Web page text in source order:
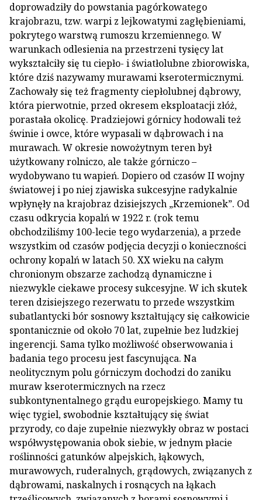
doprowadziły do powstania pagórkowatego
krajobrazu, tzw. warpi z lejkowatymi zagłębieniami,
pokrytego warstwą rumoszu krzemiennego. W
warunkach odlesienia na przestrzeni tysięcy lat
wykształciły się tu ciepło- i światłolubne zbiorowiska,
które dziś nazywamy murawami kserotermicznymi.
Zachowały się też fragmenty ciepłolubnej dąbrowy,
która pierwotnie, przed okresem eksploatacji złóż,
porastała okolicę. Pradziejowi górnicy hodowali też
świnie i owce, które wypasali w dąbrowach i na
murawach. W okresie nowożytnym teren był
użytkowany rolniczo, ale także górniczo –
wydobywano tu wapień. Dopiero od czasów II wojny
światowej i po niej zjawiska sukcesyjne radykalnie
wpłynęły na krajobraz dzisiejszych „Krzemionek”. Od
czasu odkrycia kopalń w 1922 r. (rok temu
obchodziliśmy 100-lecie tego wydarzenia), a przede
wszystkim od czasów podjęcia decyzji o konieczności
ochrony kopalń w latach 50. XX wieku na całym
chronionym obszarze zachodzą dynamiczne i
niezwykle ciekawe procesy sukcesyjne. W ich skutek
teren dzisiejszego rezerwatu to przede wszystkim
subatlantycki bór sosnowy kształtujący się całkowicie
spontanicznie od około 70 lat, zupełnie bez ludzkiej
ingerencji. Sama tylko możliwość obserwowania i
badania tego procesu jest fascynująca. Na
neolitycznym polu górniczym dochodzi do zaniku
muraw kserotermicznych na rzecz
subkontynentalnego grądu europejskiego. Mamy tu
więc tygiel, swobodnie kształtujący się świat
przyrody, co daje zupełnie niezwykły obraz w postaci
współwystępowania obok siebie, w jednym płacie
roślinności gatunków alpejskich, łąkowych,
murawowych, ruderalnych, grądowych, związanych z
dąbrowami, naskalnych i rosnących na łąkach